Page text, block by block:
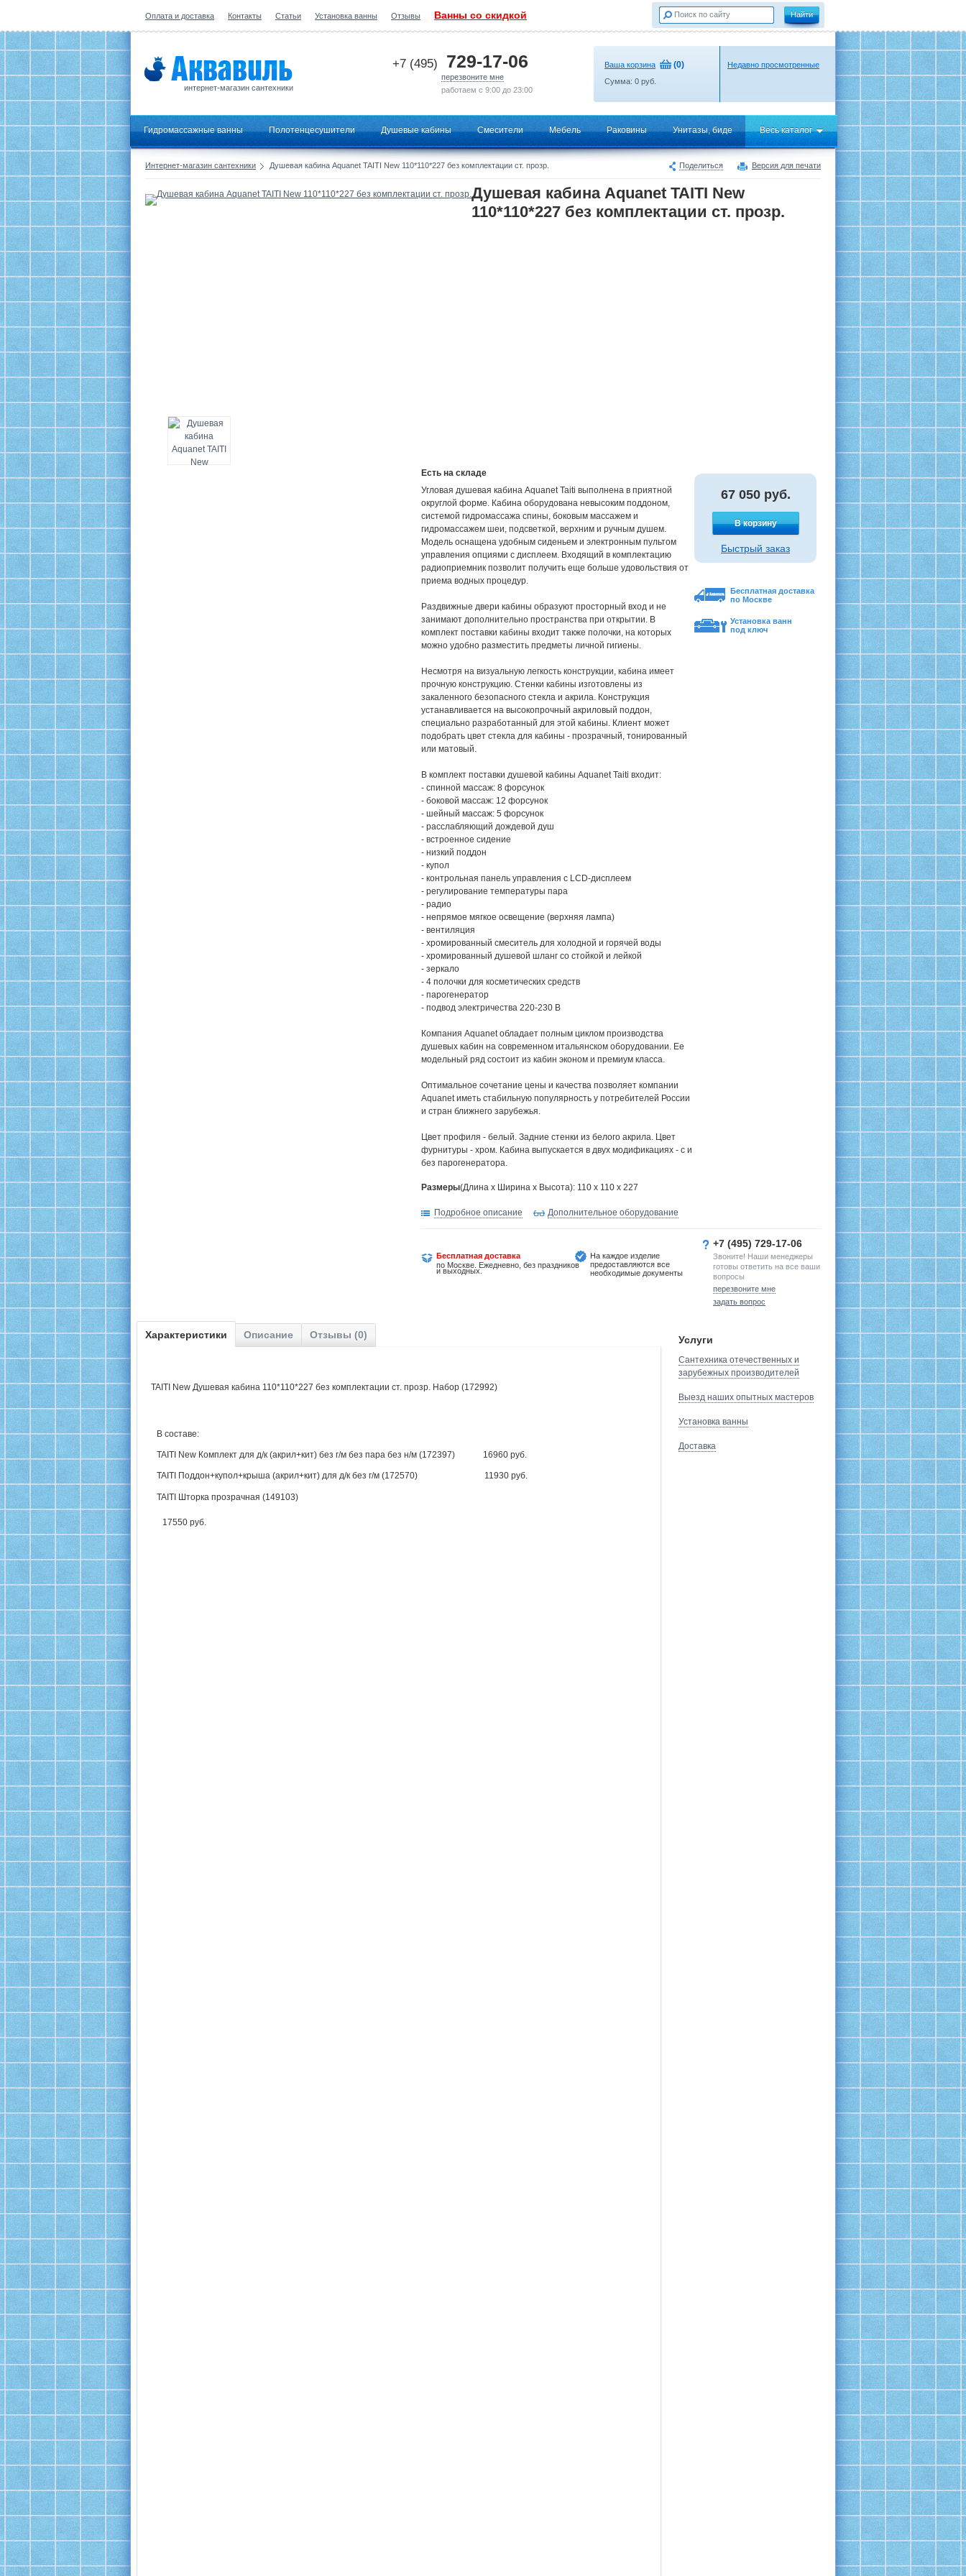
Оплата и доставка Контакты Статьи Установка ванны Отзывы Ванны со скидкой
интернет-магазин сантехники
+7 (495) 729-17-06
перезвоните мне
работаем с 9:00 до 23:00
Ваша корзина (0)
Сумма: 0 руб.
Недавно просмотренные
Гидромассажные ванны Полотенцесушители Душевые кабины Смесители Мебель Раковины Унитазы, биде Весь каталог
Поделиться Версия для печати
Интернет-магазин сантехники Душевая кабина Aquanet TAITI New 110*110*227 без комплектации ст. прозр.
Душевая кабина Aquanet TAITI New
110*110*227 без комплектации ст. прозр.
Есть на складе
Угловая душевая кабина Aquanet Taiti выполнена в приятной
округлой форме. Кабина оборудована невысоким поддоном,
системой гидромассажа спины, боковым массажем и
гидромассажем шеи, подсветкой, верхним и ручным душем.
Модель оснащена удобным сиденьем и электронным пультом
управления опциями с дисплеем. Входящий в комплектацию
радиоприемник позволит получить еще больше удовольствия от
приема водных процедур.
Раздвижные двери кабины образуют просторный вход и не
занимают дополнительно пространства при открытии. В
комплект поставки кабины входит также полочки, на которых
можно удобно разместить предметы личной гигиены.
Несмотря на визуальную легкость конструкции, кабина имеет
прочную конструкцию. Стенки кабины изготовлены из
закаленного безопасного стекла и акрила. Конструкция
устанавливается на высокопрочный акриловый поддон,
специально разработанный для этой кабины. Клиент может
подобрать цвет стекла для кабины - прозрачный, тонированный
или матовый.
В комплект поставки душевой кабины Aquanet Taiti входит:
- спинной массаж: 8 форсунок
- боковой массаж: 12 форсунок
- шейный массаж: 5 форсунок
- расслабляющий дождевой душ
- встроенное сидение
- низкий поддон
- купол
- контрольная панель управления с LCD-дисплеем
- регулирование температуры пара
- радио
- непрямое мягкое освещение (верхняя лампа)
- вентиляция
- хромированный смеситель для холодной и горячей воды
- хромированный душевой шланг со стойкой и лейкой
- зеркало
- 4 полочки для косметических средств
- парогенератор
- подвод электричества 220-230 В
Компания Aquanet обладает полным циклом производства
душевых кабин на современном итальянском оборудовании. Ее
модельный ряд состоит из кабин эконом и премиум класса.
Оптимальное сочетание цены и качества позволяет компании
Aquanet иметь стабильную популярность у потребителей России
и стран ближнего зарубежья.
Цвет профиля - белый. Задние стенки из белого акрила. Цвет
фурнитуры - хром. Кабина выпускается в двух модификациях - с и
без парогенератора.
Размеры(Длина х Ширина х Высота): 110 x 110 x 227
67 050 руб.
В корзину
Быстрый заказ
Бесплатная доставка
по Москве
Установка ванн
под ключ
Подробное описание Дополнительное оборудование
Бесплатная доставка
по Москве. Ежедневно, без праздников
и выходных.
На каждое изделие
предоставляются все
необходимые документы
+7 (495) 729-17-06
Звоните! Наши менеджеры
готовы ответить на все ваши
вопросы
перезвоните мне
задать вопрос
Характеристики Описание Отзывы (0)
TAITI New Душевая кабина 110*110*227 без комплектации ст. прозр. Набор (172992)
В составе:
TAITI New Комплект для д/к (акрил+кит) без г/м без пара без н/м (172397) 16960 руб.
TAITI Поддон+купол+крыша (акрил+кит) для д/к без г/м (172570) 11930 руб.
TAITI Шторка прозрачная (149103)
17550 руб.
Услуги
Сантехника отечественных и
зарубежных производителей
Выезд наших опытных мастеров
Установка ванны
Доставка